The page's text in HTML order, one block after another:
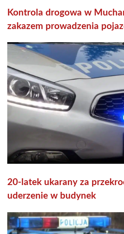
Kontrola drogowa w
zakazem prowadzenia
20-latek ukarany za
uderzenie w budynek